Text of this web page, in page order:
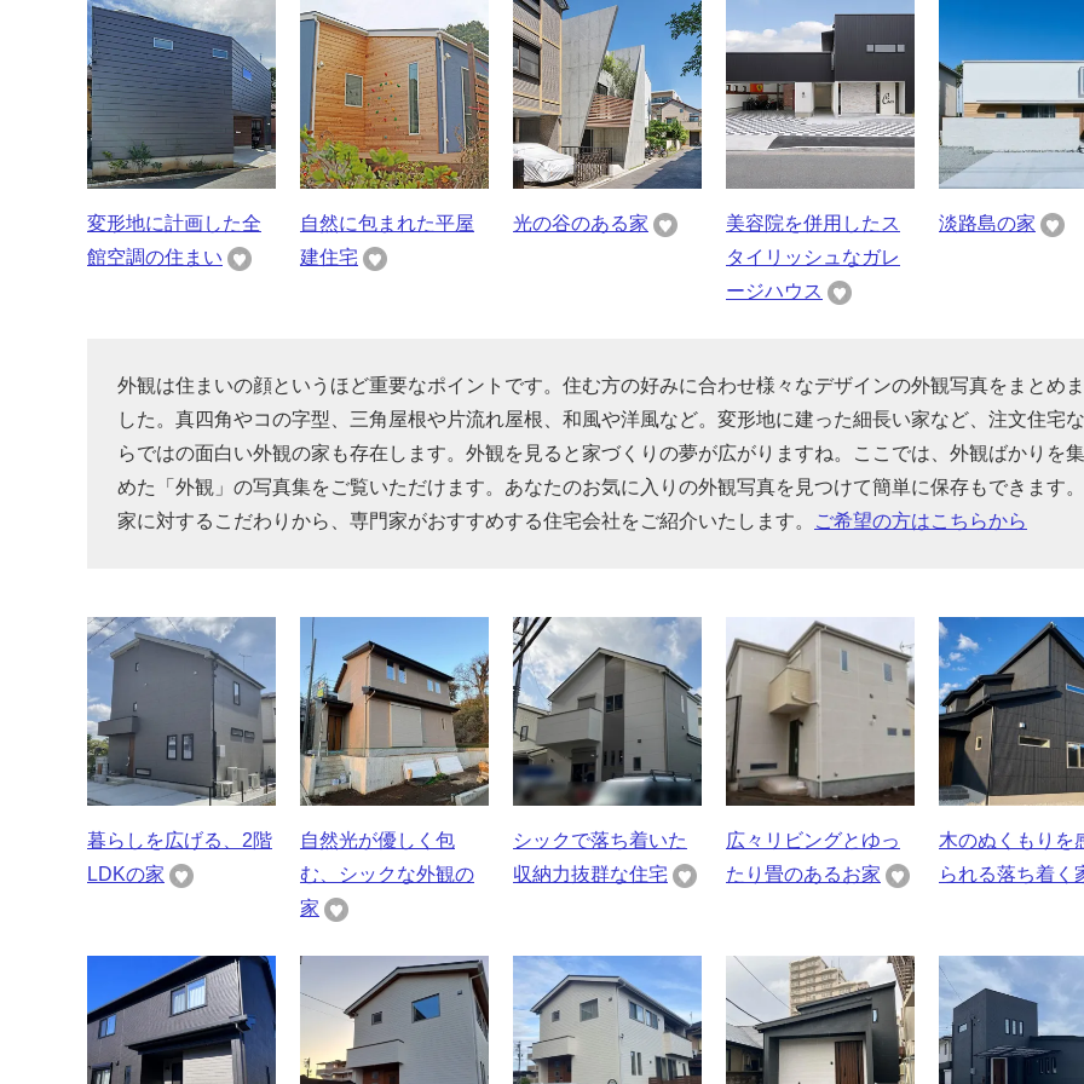
変形地に計画した全
館空調の住まい
自然に包まれた平屋
建住宅
光の谷のある家
美容院を併用したス
タイリッシュなガレ
ージハウス
淡路島の家
外観は住まいの顔というほど重要なポイントです。住む方の好みに合わせ様々なデザインの外観写真をまとめま
した。真四角やコの字型、三角屋根や片流れ屋根、和風や洋風など。変形地に建った細長い家など、注文住宅な
らではの面白い外観の家も存在します。外観を見ると家づくりの夢が広がりますね。ここでは、外観ばかりを集
めた「外観」の写真集をご覧いただけます。あなたのお気に入りの外観写真を見つけて簡単に保存もできます。
家に対するこだわりから、専門家がおすすめする住宅会社をご紹介いたします。
ご希望の方はこちらから
暮らしを広げる、2階
LDKの家
自然光が優しく包
む、シックな外観の
家
シックで落ち着いた
収納力抜群な住宅
広々リビングとゆっ
たり畳のあるお家
木のぬくもりを
られる落ち着く